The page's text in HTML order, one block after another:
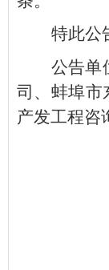
特此公
公告单
司、蚌埠市
产发工程咨